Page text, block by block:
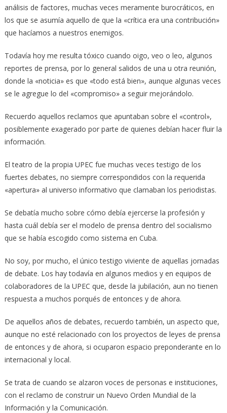
análisis de factores, muchas veces meramente burocráticos, en
los que se asumía aquello de que la «crítica era una contribución»
que hacíamos a nuestros enemigos.
Todavía hoy me resulta tóxico cuando oigo, veo o leo, algunos
reportes de prensa, por lo general salidos de una u otra reunión,
donde la «noticia» es que «todo está bien», aunque algunas veces
se le agregue lo del «compromiso» a seguir mejorándolo.
Recuerdo aquellos reclamos que apuntaban sobre el «control»,
posiblemente exagerado por parte de quienes debían hacer fluir la
información.
El teatro de la propia UPEC fue muchas veces testigo de los
fuertes debates, no siempre correspondidos con la requerida
«apertura» al universo informativo que clamaban los periodistas.
Se debatía mucho sobre cómo debía ejercerse la profesión y
hasta cuál debía ser el modelo de prensa dentro del socialismo
que se había escogido como sistema en Cuba.
No soy, por mucho, el único testigo viviente de aquellas jornadas
de debate. Los hay todavía en algunos medios y en equipos de
colaboradores de la UPEC que, desde la jubilación, aun no tienen
respuesta a muchos porqués de entonces y de ahora.
De aquellos años de debates, recuerdo también, un aspecto que,
aunque no esté relacionado con los proyectos de leyes de prensa
de entonces y de ahora, si ocuparon espacio preponderante en lo
internacional y local.
Se trata de cuando se alzaron voces de personas e instituciones,
con el reclamo de construir un Nuevo Orden Mundial de la
Información y la Comunicación.